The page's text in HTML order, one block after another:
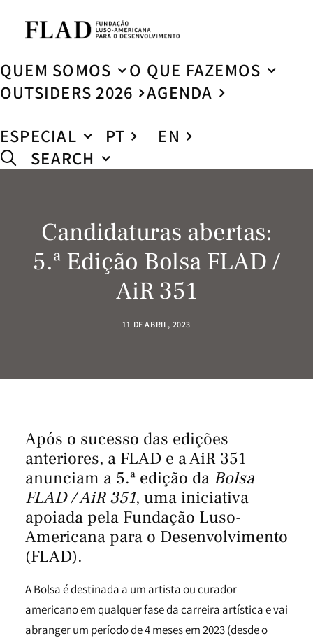
QUEM SOMOS
O QUE FAZEMOS
OUTSIDERS 2026
AGENDA
ESPECIAL
PT
EN
SEARCH
Candidaturas abertas:
5.ª Edição Bolsa FLAD /
AiR 351
11 DE ABRIL, 2023
Após o sucesso das edições
anteriores, a FLAD e a AiR 351
anunciam a 5.ª edição da Bolsa
FLAD / AiR 351, uma iniciativa
apoiada pela Fundação Luso-
Americana para o Desenvolvimento
(FLAD).
A Bolsa é destinada a um artista ou curador
americano em qualquer fase da carreira artística e vai
abranger um período de 4 meses em 2023 (desde o